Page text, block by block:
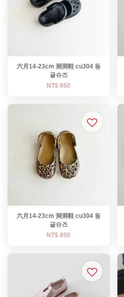
六月14-23cm 洞洞鞋 cu304 동
글슈즈
NT$ 850
六月14-23cm 洞洞鞋 cu304 동
글슈즈
NT$ 850